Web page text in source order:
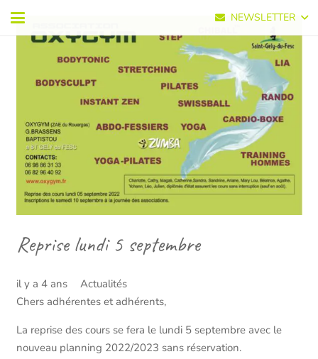
NEWSLETTER
Reprise lundi 5 septembre
il y a 4 ans
Actualités
Chers adhérentes et adhérents,
La reprise des cours se fera le lundi 5 septembre avec le
nouveau planning 2022/2023 sans réservation.